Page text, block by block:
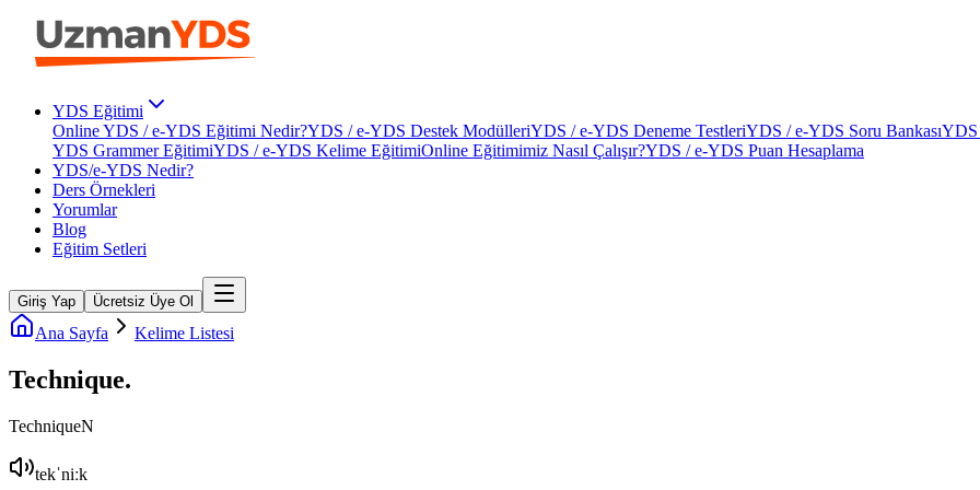
YDS Eğitimi
Online YDS / e-YDS Eğitimi Nedir?YDS / e-YDS Destek ModülleriYDS / e-YDS Deneme TestleriYDS / e-YDS Soru BankasıYDS
YDS Grammer EğitimiYDS / e-YDS Kelime EğitimiOnline Eğitimimiz Nasıl Çalışır?YDS / e-YDS Puan Hesaplama
YDS/e-YDS Nedir?
Ders Örnekleri
Yorumlar
Blog
Eğitim Setleri
Giriş Yap Ücretsiz Üye Ol
Ana Sayfa Kelime Listesi
Technique.
TechniqueN
tekˈniːk